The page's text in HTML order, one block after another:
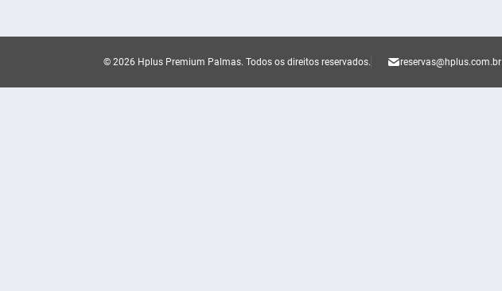
reservas@hplus.com.br
© 2026 Hplus Premium Palmas. Todos os direitos reservados.